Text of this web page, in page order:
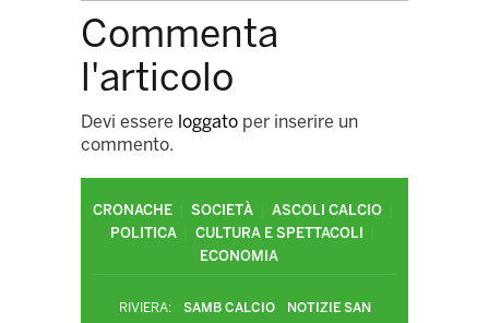
Commenta
l'articolo
Devi essere loggato per inserire un
commento.
CRONACHE SOCIETÀ
ASCOLI CALCIO
POLITICA
CULTURA E SPETTACOLI
ECONOMIA
RIVIERA: SAMB CALCIO NOTIZIE SAN